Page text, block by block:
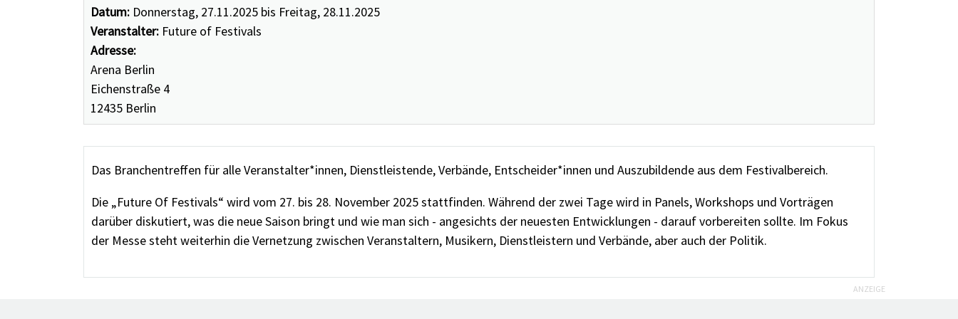
Datum: Donnerstag, 27.11.2025 bis Freitag, 28.11.2025
Veranstalter: Future of Festivals
Adresse:
Arena Berlin
Eichenstraße 4
12435 Berlin
Das Branchentreffen für alle Veranstalter*innen, Dienstleistende, Verbände, Entscheider*innen und Auszubildende aus dem Festivalbereich.
Die „Future Of Festivals“ wird vom 27. bis 28. November 2025 stattfinden. Während der zwei Tage wird in Panels, Workshops und Vorträgen
darüber diskutiert, was die neue Saison bringt und wie man sich - angesichts der neuesten Entwicklungen - darauf vorbereiten sollte. Im Fokus
der Messe steht weiterhin die Vernetzung zwischen Veranstaltern, Musikern, Dienstleistern und Verbände, aber auch der Politik.
ANZEIGE